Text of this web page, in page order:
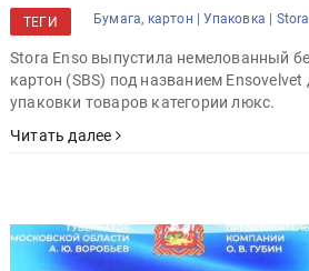
ТЕГИ Бумага, картон | Упаковка | Stora
Stora Enso выпустила немелованный
картон (SBS) под названием
упаковки товаров категории люкс.
Читать далее